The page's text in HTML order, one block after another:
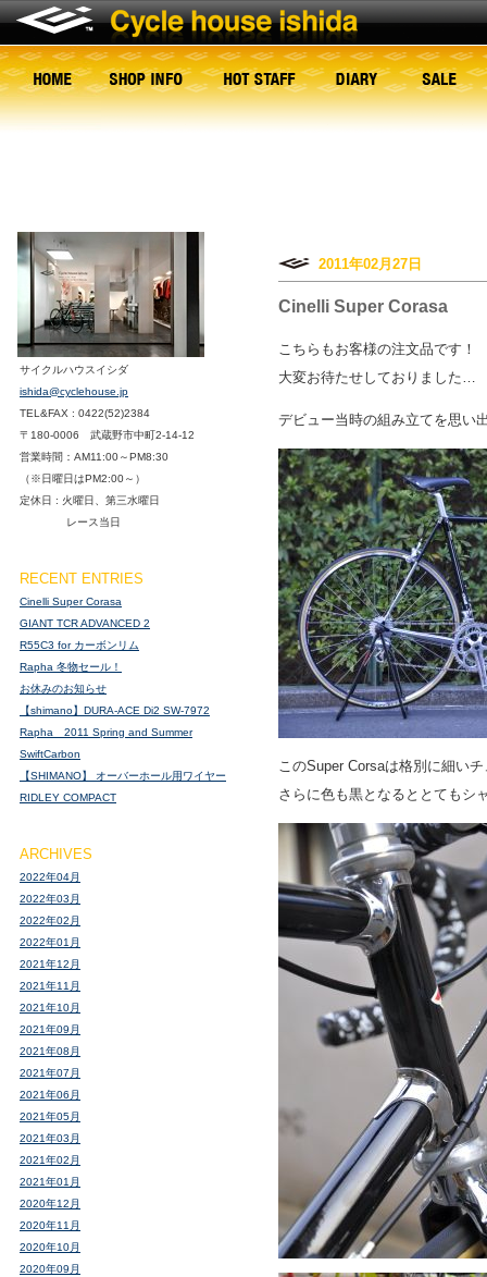
2011年02月27日
Cinelli Super Corasa
こちらもお客様の注文品です！
大変お待たせしておりました…
デビュー当時の組み立てを思い
このSuper Corsaは格別に細い
さらに色も黒となるととてもシ
サイクルハウスイシダ
ishida@cyclehouse.jp
TEL&FAX : 0422(52)2384
〒180-0006 武蔵野市中町2-14-12
営業時間：AM11:00～PM8:30
（※日曜日はPM2:00～）
定休日 : 火曜日、第三水曜日
レース当日
RECENT ENTRIES
Cinelli Super Corasa
GIANT TCR ADVANCED 2
R55C3 for カーボンリム
Rapha 冬物セール！
お休みのお知らせ
【shimano】DURA-ACE Di2 SW-7972
Rapha 2011 Spring and Summer
SwiftCarbon
【SHIMANO】 オーバーホール用ワイヤー
RIDLEY COMPACT
ARCHIVES
2022年04月
2022年03月
2022年02月
2022年01月
2021年12月
2021年11月
2021年10月
2021年09月
2021年08月
2021年07月
2021年06月
2021年05月
2021年03月
2021年02月
2021年01月
2020年12月
2020年11月
2020年10月
2020年09月